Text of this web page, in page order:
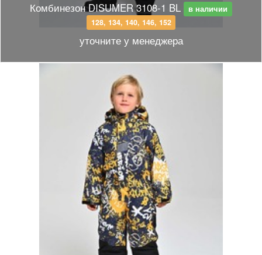
Комбинезон DISUMER 3108-1 BL
в наличии
128, 134, 140, 146, 152
уточните у менеджера